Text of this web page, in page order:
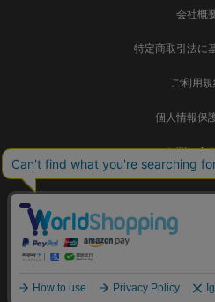
会社概
特定商取引法に
ご利用規
個人情報保
お問い合
事業再構
Copyright © SADAMATSU